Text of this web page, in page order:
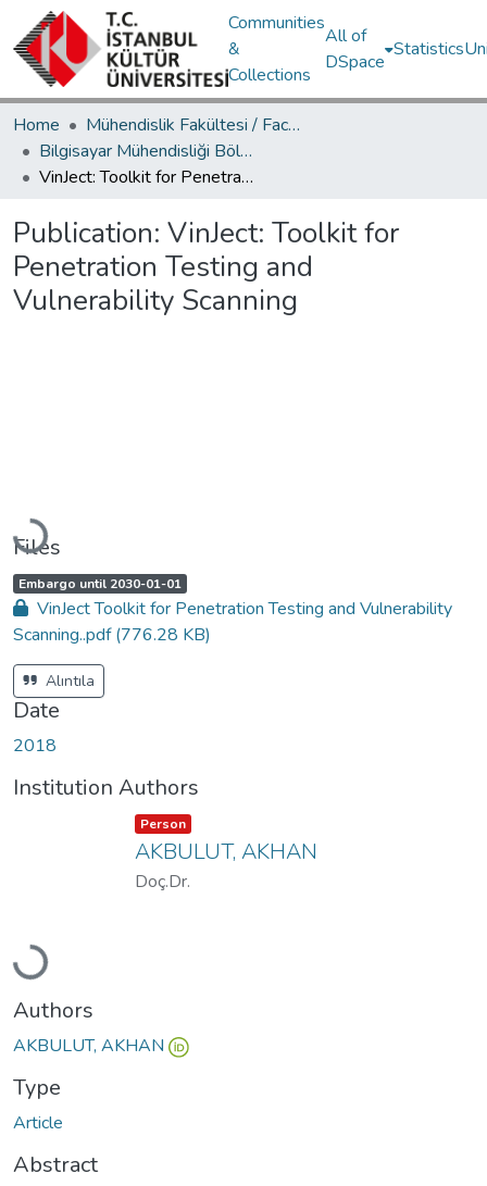
Communities
&
Collections
All of
DSpace
Statistics
Home
Mühendislik Fakültesi / Faculty of Engineering
Bilgisayar Mühendisliği Bölümü / Department of Computer Engineering
VinJect: Toolkit for Penetration Testing and Vulnerability Scanning
Publication: VinJect: Toolkit for
Penetration Testing and
Vulnerability Scanning
Loading...
Files
A
c
c
e
s
s
a
t
u
:
Embargo until 2030-01-01,
VinJect Toolkit for Penetration Testing and Vulnerability
Scanning..pdf(776.28 KB)
Alıntıla
Date
2018
Institution Authors
Loading...
Item type:
Person ,
AKBULUT, AKHAN
Doç.Dr.
Authors
AKBULUT, AKHAN
Type
Article
Abstract